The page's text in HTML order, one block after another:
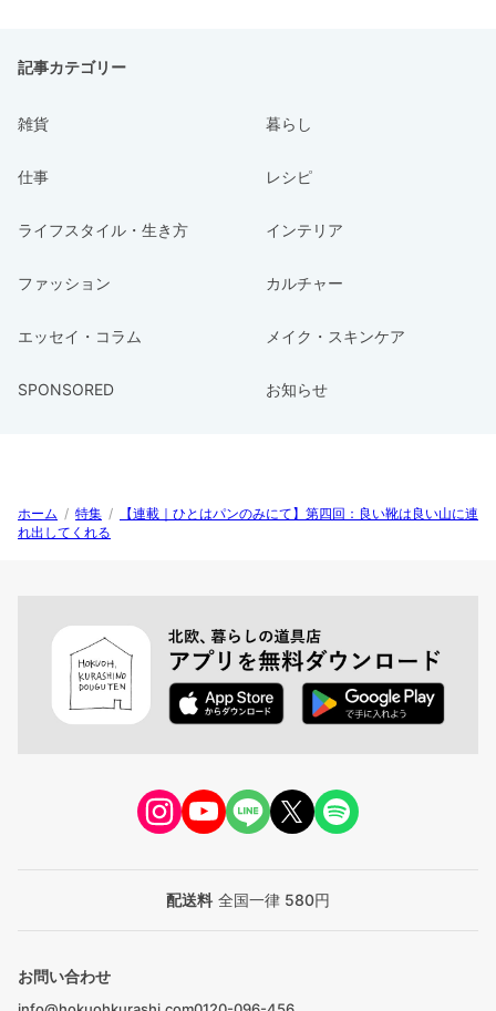
記事カテゴリー
雑貨 暮らし
仕事 レシピ
ライフスタイル・生き方 インテリア
ファッション カルチャー
エッセイ・コラム メイク・スキンケア
SPONSORED お知らせ
ホーム / 特集 /
【連載｜ひとはパンのみにて】第四回：良い靴は良い山に連
れ出してくれる
配送料 全国一律 580円
お問い合わせ